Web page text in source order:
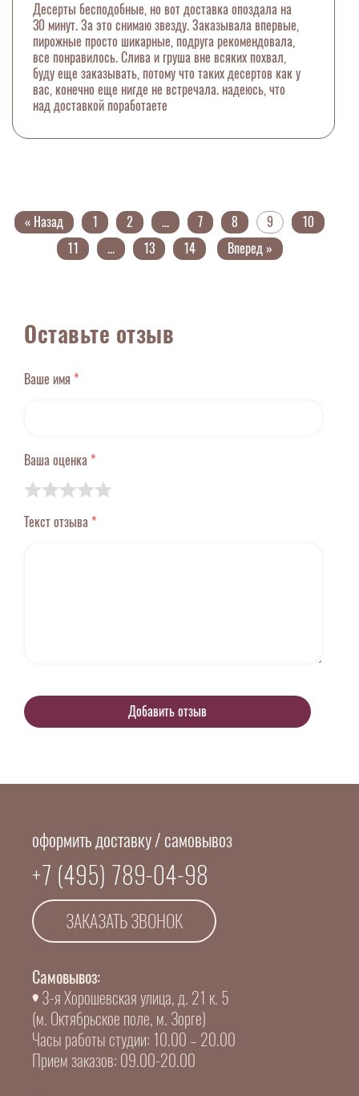
Десерты бесподобные, но вот доставка опоздала на
30 минут. За это снимаю звезду. Заказывала впервые,
пирожные просто шикарные, подруга рекомендовала,
все понравилось. Слива и груша вне всяких похвал,
буду еще заказывать, потому что таких десертов как у
вас, конечно еще нигде не встречала. надеюсь, что
над доставкой поработаете
« Назад 1 2 ... 7 8 9
10
11
... 13 14 Вперед »
Оставьте отзыв
Ваше имя *
Ваша оценка *
Текст отзыва *
оформить доставку / самовывоз
+7 (495) 789-04-98
ЗАКАЗАТЬ ЗВОНОК
Самовывоз:
3-я Хорошевская улица, д. 21 к. 5
(м. Октябрьское поле, м. Зорге)
Часы работы студии: 10.00 – 20.00
Прием заказов: 09.00-20.00